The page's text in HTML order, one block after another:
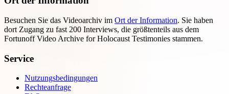
Besuchen Sie das Videoarchiv im Ort der Information. Sie haben
dort Zugang zu fast 200 Interviews, die größtenteils aus dem
Fortunoff Video Archive for Holocaust Testimonies stammen.
Service
Nutzungsbedingungen
Rechteanfrage